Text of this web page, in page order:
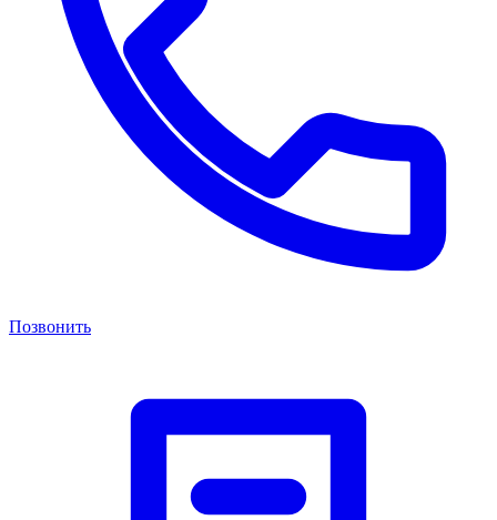
Позвонить